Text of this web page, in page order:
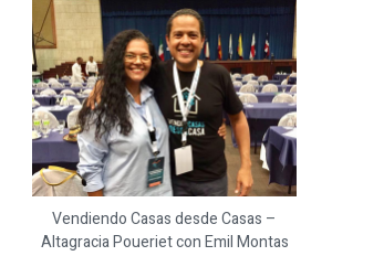
Vendiendo Casas desde Casas –
Altagracia Poueriet con Emil Montas